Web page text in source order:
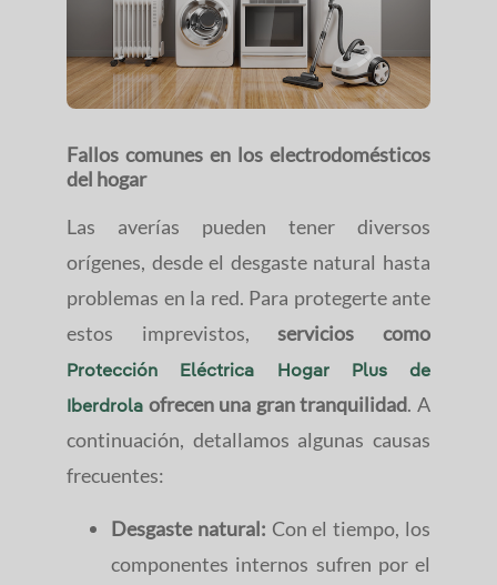
Fallos comunes en los electrodomésticos
del hogar
Las averías pueden tener diversos
orígenes, desde el desgaste natural hasta
problemas en la red. Para protegerte ante
estos imprevistos,servicios como
Protección Eléctrica Hogar Plus de
Iberdrola ofrecen una gran tranquilidad. A
continuación, detallamos algunas causas
frecuentes:
Desgaste natural: Con el tiempo, los
componentes internos sufren por el